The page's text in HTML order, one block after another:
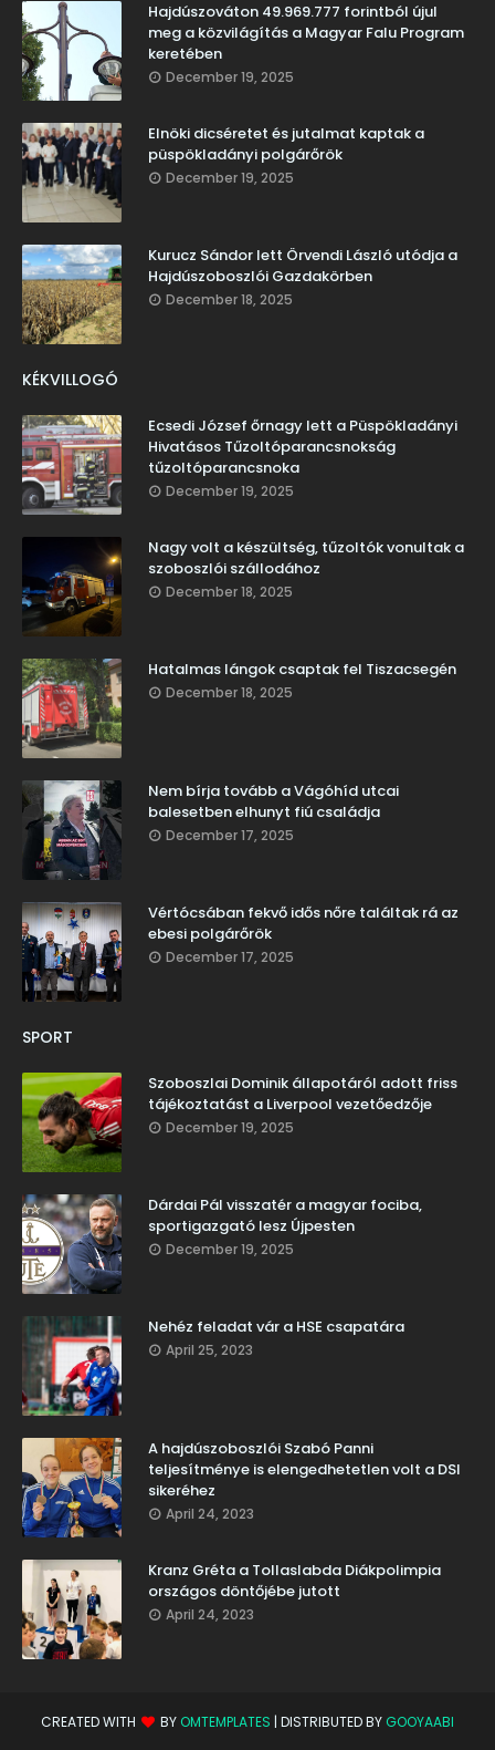
Hajdúszováton 49.969.777 forintból újul
meg a közvilágítás a Magyar Falu Program
keretében
December 19, 2025
Elnöki dicséretet és jutalmat kaptak a
püspökladányi polgárőrök
December 19, 2025
Kurucz Sándor lett Örvendi László utódja a
Hajdúszoboszlói Gazdakörben
December 18, 2025
KÉKVILLOGÓ
Ecsedi József őrnagy lett a Püspökladányi
Hivatásos Tűzoltóparancsnokság
tűzoltóparancsnoka
December 19, 2025
Nagy volt a készültség, tűzoltók vonultak a
szoboszlói szállodához
December 18, 2025
Hatalmas lángok csaptak fel Tiszacsegén
December 18, 2025
Nem bírja tovább a Vágóhíd utcai
balesetben elhunyt fiú családja
December 17, 2025
Vértócsában fekvő idős nőre találtak rá az
ebesi polgárőrök
December 17, 2025
SPORT
Szoboszlai Dominik állapotáról adott friss
tájékoztatást a Liverpool vezetőedzője
December 19, 2025
Dárdai Pál visszatér a magyar fociba,
sportigazgató lesz Újpesten
December 19, 2025
Nehéz feladat vár a HSE csapatára
April 25, 2023
A hajdúszoboszlói Szabó Panni
teljesítménye is elengedhetetlen volt a DSI
sikeréhez
April 24, 2023
Kranz Gréta a Tollaslabda Diákpolimpia
országos döntőjébe jutott
April 24, 2023
CREATED WITH BY OMTEMPLATES | DISTRIBUTED BY GOOYAABI